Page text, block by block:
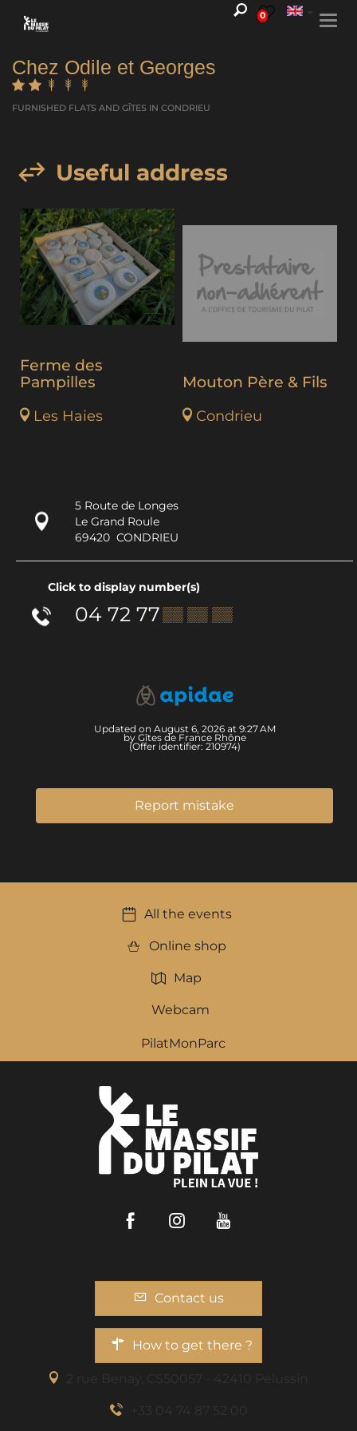
0
Chez Odile et Georges
FURNISHED FLATS AND GÎTES IN CONDRIEU
Useful address
Ferme des
Pampilles
Les Haies
Mouton Père & Fils
Condrieu
5 Route de Longes
Le Grand Roule
69420 CONDRIEU
Click to display number(s)
04 72 77▒▒ ▒▒ ▒▒
Updated on August 6, 2026 at 9:27 AM
by Gîtes de France Rhône
(Offer identifier: 210974)
Report mistake
All the events
Online shop
Map
Webcam
PilatMonParc
FacebookInstagram
Contact us
How to get there ?